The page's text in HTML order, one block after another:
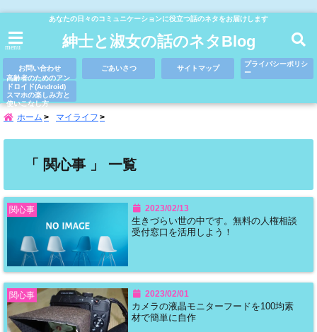
あなたの日々のコミュニケーションに役立つ話のネタをお届けします
menu 紳士と淑女の話のネタBlog
お問い合わせ ごあいさつ サイトマップ
プライバシーポリシ
ー
高齢者のためのアン
ドロイド(Android)
スマホの楽しみ方と
使いこなし方
ホーム マイライフ
「 関心事 」 一覧
関心事
2023/02/13
生きづらい世の中です。無料の人権相談
受付窓口を活用しよう！
関心事
2023/02/01
カメラの液晶モニターフードを100均素
材で簡単に自作